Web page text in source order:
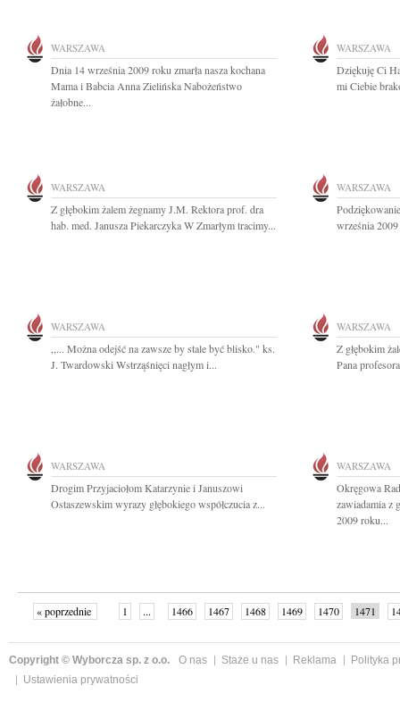
WARSZAWA
Dnia 14 września 2009 roku zmarła nasza kochana
Mama i Babcia Anna Zielińska Nabożeństwo
żałobne...
WARSZAWA
Dziękuję Ci
mi Ciebie
WARSZAWA
Z głębokim żalem żegnamy J.M. Rektora prof. dra
hab. med. Janusza Piekarczyka W Zmarłym tracimy...
WARSZAWA
września
WARSZAWA
,,... Można odejść na zawsze by stale być blisko." ks.
J. Twardowski Wstrząśnięci nagłym i...
WARSZAWA
Z głębokim
Pana
WARSZAWA
Drogim Przyjaciołom Katarzynie i Januszowi
Ostaszewskim wyrazy głębokiego współczucia z...
WARSZAWA
Okręgowa
zawiadamia z
2009 roku...
« poprzednie 1 ... 1466 1467 1468 1469 1470 1471
Copyright © Wyborcza sp. z o.o. O nas Staże u nas Reklama
Polityka
Ustawienia prywatności